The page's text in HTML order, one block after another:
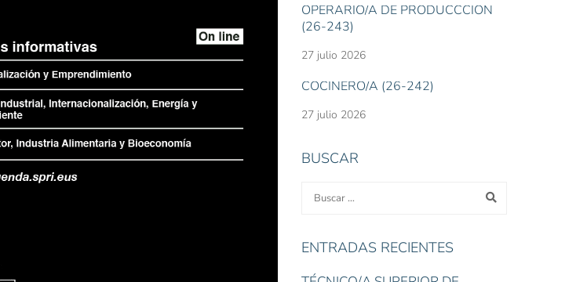
OPERARIO/A DE PRODUCCCIÓN
(26-243)
27 julio 2026
COCINERO/A (26-242)
27 julio 2026
BUSCAR
ENTRADAS RECIENTES